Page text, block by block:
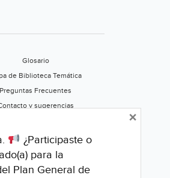
Glosario
de Biblioteca Temática
Preguntas Frecuentes
y sugerencias
Califica este portal
¿Participaste o
para la
Plan General de
×